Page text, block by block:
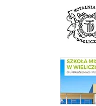
link do strony
link do SMS